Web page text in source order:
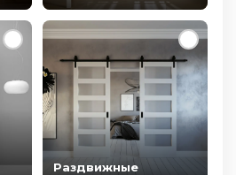
Раздвижные